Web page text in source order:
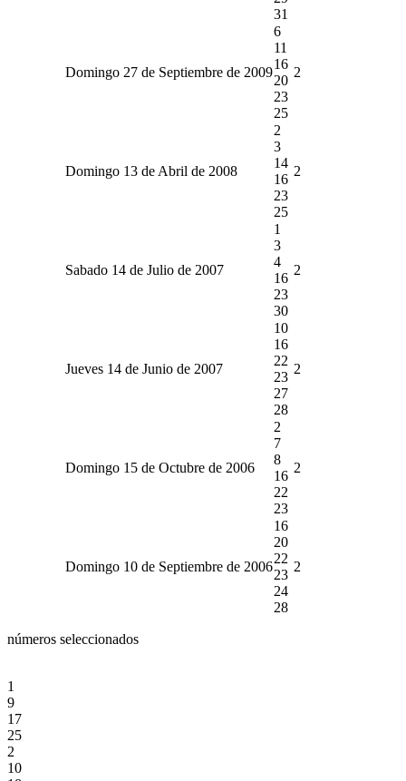
31
Domingo 27 de Septiembre de 2009
6
11
16
20
23
25
2
Domingo 13 de Abril de 2008
2
3
14
16
23
25
2
Sabado 14 de Julio de 2007
1
3
4
16
23
30
2
Jueves 14 de Junio de 2007
10
16
22
23
27
28
2
Domingo 15 de Octubre de 2006
2
7
8
16
22
23
2
Domingo 10 de Septiembre de 2006
16
20
22
23
24
28
2
números seleccionados
1
9
17
25
2
10